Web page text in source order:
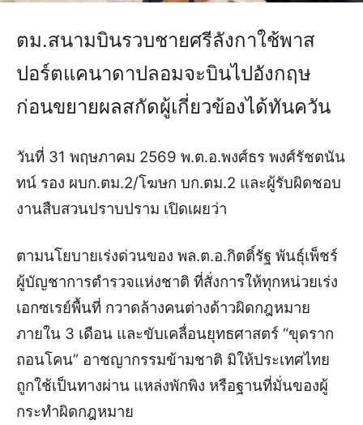
ตม.สนามบินรวบชายศรีลังกาใช้พาส
ปอร์ตแคนาดาปลอมจะบินไปอังกฤษ
ก่อนขยายผลสกัดผู้เกี่ยวข้องได้ทันควัน
วันที่ 31 พฤษภาคม 2569 พ.ต.อ.พงศ์ธร พงศ์รัชตนัน
ทน์ รอง ผบก.ตม.2/โฆษก บก.ตม.2 และผู้รับผิดชอบ
งานสืบสวนปราบปราม เปิดเผยว่า
ตามนโยบายเร่งด่วนของ พล.ต.อ.กิตติ์รัฐ พันธุ์เพ็ชร์
ผู้บัญชาการตำรวจแห่งชาติ ที่สั่งการให้ทุกหน่วยเร่ง
เอกซเรย์พื้นที่ กวาดล้างคนต่างด้าวผิดกฎหมาย
ภายใน 3 เดือน และขับเคลื่อนยุทธศาสตร์ “ขุดราก
ถอนโคน” อาชญากรรมข้ามชาติ มิให้ประเทศไทย
ถูกใช้เป็นทางผ่าน แหล่งพักพิง หรือฐานที่มั่นของผู้
กระทำผิดกฎหมาย